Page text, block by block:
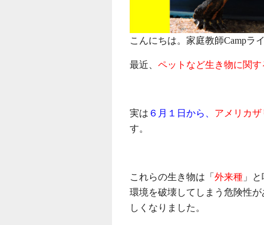
こんにちは。家庭教師Campラ
最近、ペットなど生き物に関
実は ６月１日から、 アメリカ
す。
これらの生き物は「外来種 」
環境を破壊してしまう危険性
しくなりました。